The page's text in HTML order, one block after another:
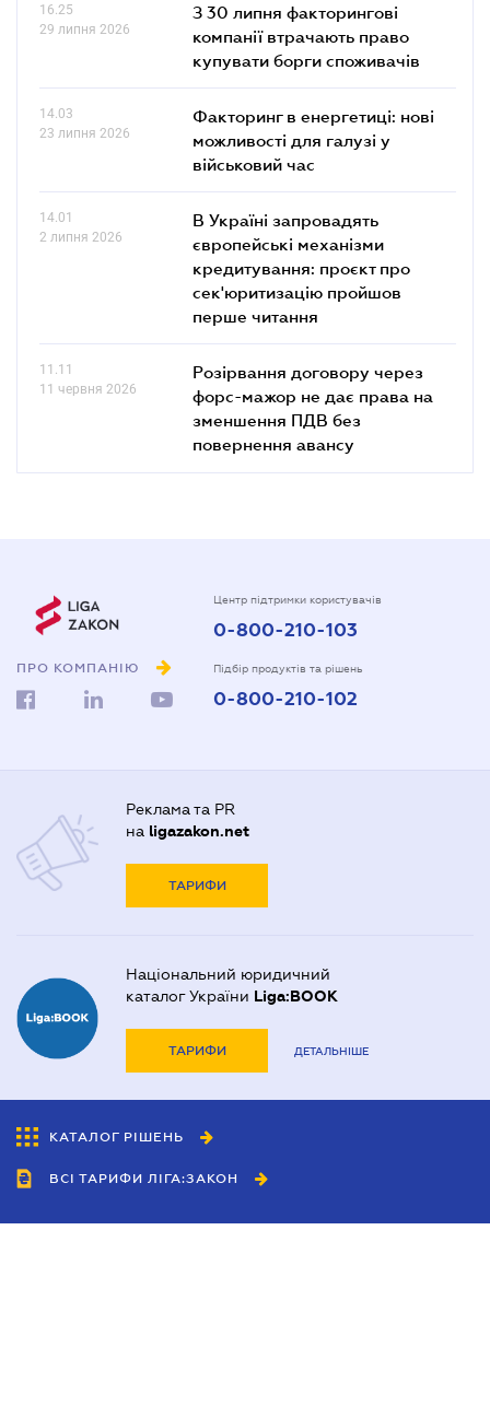
16.25
29 липня 2026
З 30 липня факторингові
компанії втрачають право
купувати борги споживачів
14.03
23 липня 2026
Факторинг в енергетиці: нові
можливості для галузі у
військовий час
14.01
2 липня 2026
В Україні запровадять
європейські механізми
кредитування: проєкт про
сек'юритизацію пройшов
перше читання
11.11
11 червня 2026
Розірвання договору через
форс-мажор не дає права на
зменшення ПДВ без
повернення авансу
ПРО КОМПАНІЮ
Центр підтримки користувачів
0-800-210-103
Підбір продуктів та рішень
0-800-210-102
Реклама та PR
на ligazakon.net
ТАРИФИ
Національний юридичний
каталог України Liga:BOOK
ТАРИФИ ДЕТАЛЬНІШЕ
КАТАЛОГ РІШЕНЬ
ВСІ ТАРИФИ ЛІГА:ЗАКОН